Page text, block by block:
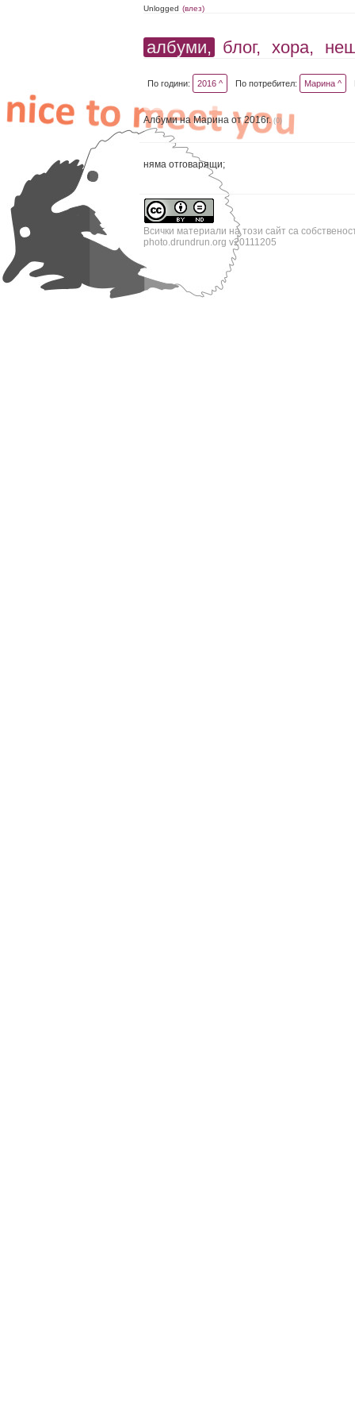
Unlogged (влез)
албуми, блог, хора,
По години: 2016 ^ По потребител: Марина ^
Албуми на Марина от 2016г. (0)
няма отговарящи;
Всички материали на този сайт са
photo.drundrun.org v20111205